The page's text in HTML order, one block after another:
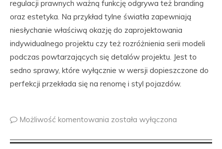
regulacji prawnych ważną funkcję odgrywa też branding
oraz estetyka. Na przykład tylne światła zapewniają
niesłychanie właściwą okazję do zaprojektowania
indywidualnego projektu czy też rozróżnienia serii modeli
podczas powtarzających się detalów projektu. Jest to
sedno sprawy, które wyłącznie w wersji dopieszczone do
perfekcji przekłada się na renomę i styl pojazdów.
Możliwość komentowania została wyłączona